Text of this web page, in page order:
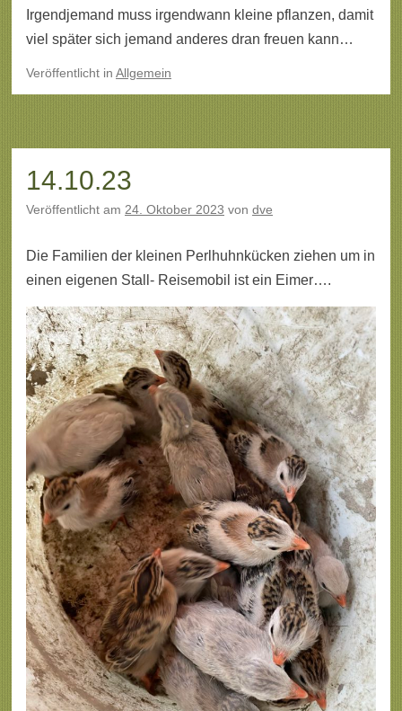
Irgendjemand muss irgendwann kleine pflanzen, damit
viel später sich jemand anderes dran freuen kann…
Veröffentlicht in Allgemein
14.10.23
Veröffentlicht am 24. Oktober 2023 von dve
Die Familien der kleinen Perlhuhnkücken ziehen um in
einen eigenen Stall- Reisemobil ist ein Eimer….